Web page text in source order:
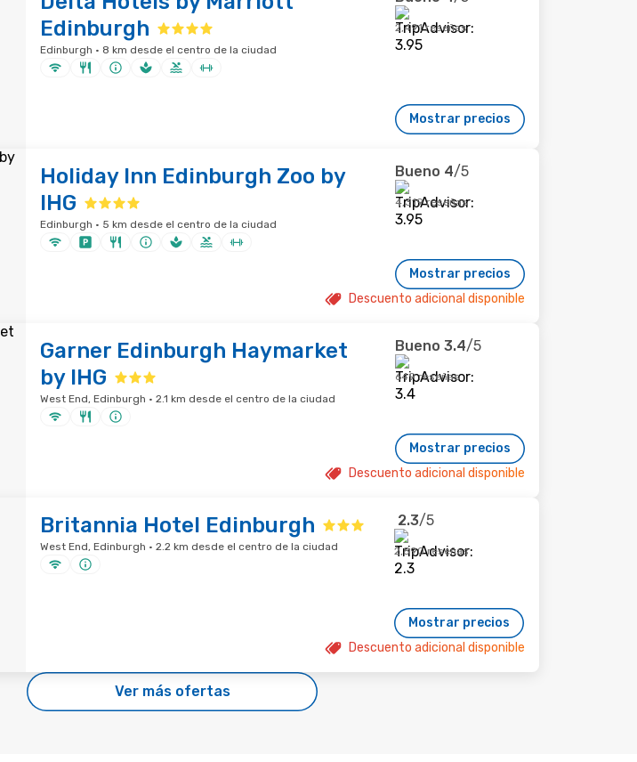
Edinburgh
Edinburgh · 8 km desde el centro de la ciudad
2,491 reseñas
Mostrar precios
Holiday Inn Edinburgh Zoo by
IHG
Edinburgh · 5 km desde el centro de la ciudad
Bueno 4/5
4,319 reseñas
Mostrar precios
Descuento adicional disponible
Garner Edinburgh Haymarket
by IHG
West End, Edinburgh · 2.1 km desde el centro de la ciudad
Bueno 3.4/5
649 reseñas
Mostrar precios
Descuento adicional disponible
Britannia Hotel Edinburgh
West End, Edinburgh · 2.2 km desde el centro de la ciudad
2.3/5
2,890 reseñas
Mostrar precios
Descuento adicional disponible
Ver más ofertas